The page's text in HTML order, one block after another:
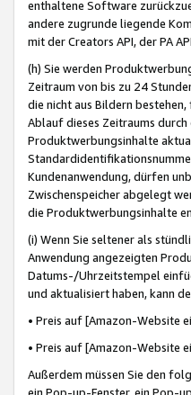
enthaltene Software
andere zugrunde liegende
mit der Creators API, der PA
(h) Sie werden
Zeitraum von bis zu 24
die nicht aus Bildern
Ablauf dieses Zeitraums durch
Produktwerbungsinhalte
Kundenanwendung, dürfen
Zwischenspeicher abgelegt
die Produktwerbungsinhalte
(i) Wenn Sie seltener als
Anwendung angezeigten
Datums-/Uhrzeitstempel
und aktualisiert haben, kann
• Preis auf [Amazon-Website
• Preis auf [Amazon-Website
Außerdem müssen Sie den
ein Pop-up-Fenster, ein Pop-